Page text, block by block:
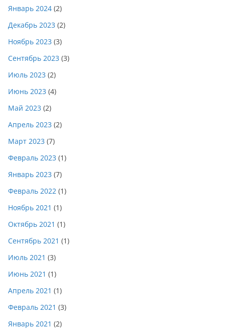
Январь 2024 (2)
Декабрь 2023 (2)
Ноябрь 2023 (3)
Сентябрь 2023 (3)
Июль 2023 (2)
Июнь 2023 (4)
Май 2023 (2)
Апрель 2023 (2)
Март 2023 (7)
Февраль 2023 (1)
Январь 2023 (7)
Февраль 2022 (1)
Ноябрь 2021 (1)
Октябрь 2021 (1)
Сентябрь 2021 (1)
Июль 2021 (3)
Июнь 2021 (1)
Апрель 2021 (1)
Февраль 2021 (3)
Январь 2021 (2)